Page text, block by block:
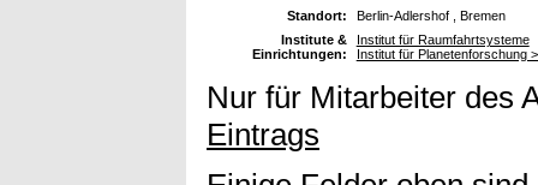
Standort:
Berlin-Adlershof , Bremen
Institute &
Einrichtungen:
Institut für Raumfahrtsysteme
Institut für Planetenforschung
Nur für Mitarbeiter des
Eintrags